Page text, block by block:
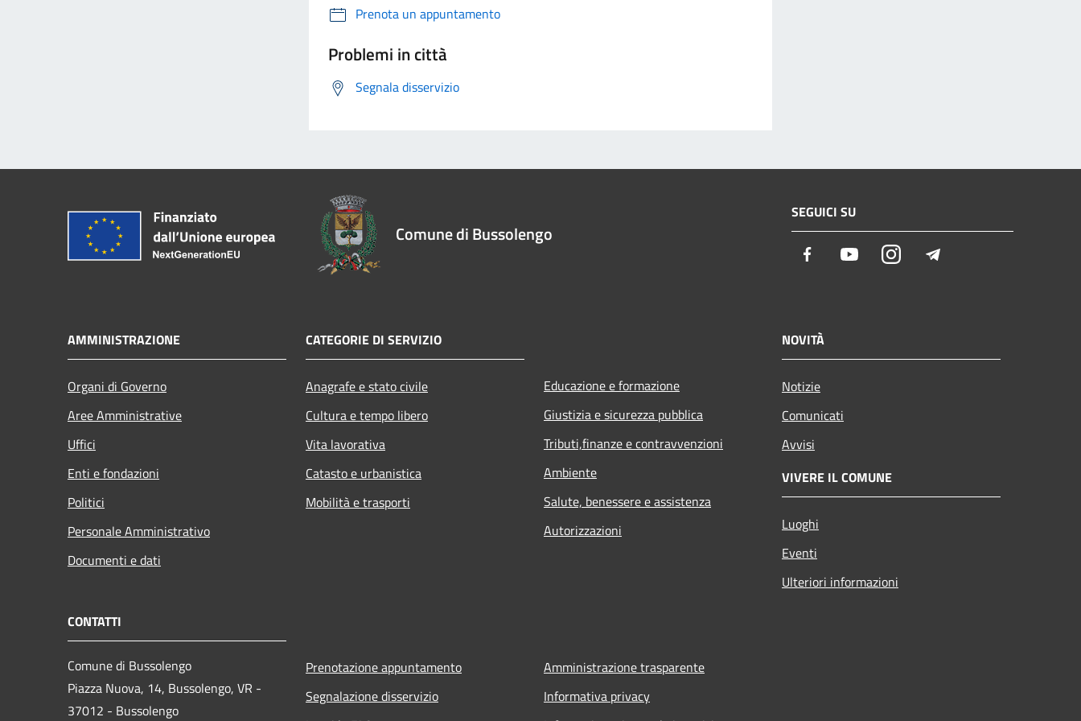
Prenota un appuntamento
Problemi in città
Segnala disservizio
Comune di Bussolengo
SEGUICI SU
Facebook YoutubeInstagram
AMMINISTRAZIONE
Organi di Governo
Aree Amministrative
Uffici
Enti e fondazioni
Politici
Personale Amministrativo
Documenti e dati
CATEGORIE DI SERVIZIO
Anagrafe e stato civile
Cultura e tempo libero
Vita lavorativa
Catasto e urbanistica
Mobilità e trasporti
Educazione e formazione
Giustizia e sicurezza pubblica
Tributi,finanze e contravvenzioni
Ambiente
Salute, benessere e assistenza
Autorizzazioni
NOVITÀ
Notizie
Comunicati
Avvisi
VIVERE IL COMUNE
Luoghi
Eventi
Ulteriori informazioni
CONTATTI
Comune di Bussolengo
Piazza Nuova, 14, Bussolengo, VR -
37012 - Bussolengo
Prenotazione appuntamento
Segnalazione disservizio
Amministrazione trasparente
Informativa privacy